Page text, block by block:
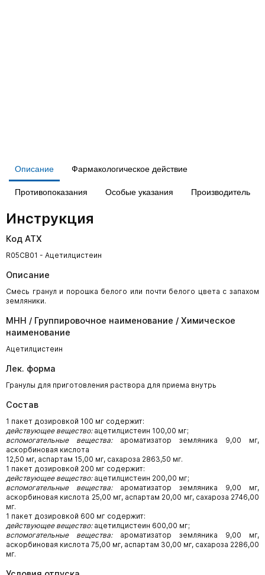
Описание Фармакологическое действие
Противопоказания Особые указания Производитель
Инструкция
Код АТХ
R05CB01 - Ацетилцистеин
Описание
Смесь гранул и порошка белого или почти белого цвета с запахом
земляники.
МНН / Группировочное наименование / Химическое
наименование
Ацетилцистеин
Лек. форма
Гранулы для приготовления раствора для приема внутрь
Состав
1 пакет дозировкой 100 мг содержит:
действующее вещество:ацетилцистеин 100,00 мг;
вспомогательные вещества:ароматизатор земляника 9,00 мг,
аскорбиновая кислота
12,50 мг, аспартам 15,00 мг, сахароза 2863,50 мг.
1 пакет дозировкой 200 мг содержит:
действующее вещество:ацетилцистеин 200,00 мг;
вспомогательные вещества:ароматизатор земляника 9,00 мг,
аскорбиновая кислота 25,00 мг, аспартам 20,00 мг, сахароза 2746,00
мг.
1 пакет дозировкой 600 мг содержит:
действующее вещество:ацетилцистеин 600,00 мг;
вспомогательные вещества:ароматизатор земляника 9,00 мг,
аскорбиновая кислота 75,00 мг, аспартам 30,00 мг, сахароза 2286,00
мг.